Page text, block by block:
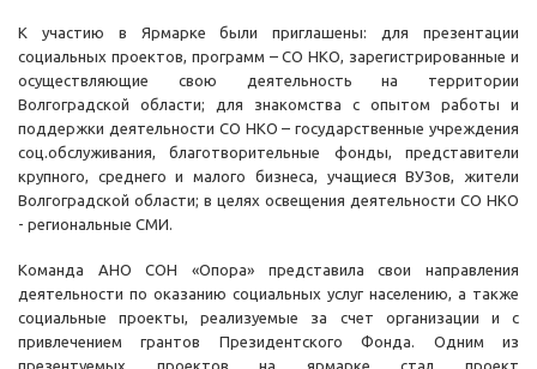
К участию в Ярмарке были приглашены: для презентации
социальных проектов, программ – СО НКО, зарегистрированные и
осуществляющие свою деятельность на территории
Волгоградской области; для знакомства с опытом работы и
поддержки деятельности СО НКО – государственные учреждения
соц.обслуживания, благотворительные фонды, представители
крупного, среднего и малого бизнеса, учащиеся ВУЗов, жители
Волгоградской области; в целях освещения деятельности СО НКО
- региональные СМИ.
Команда АНО СОН «Опора» представила свои направления
деятельности по оказанию социальных услуг населению, а также
социальные проекты, реализуемые за счет организации и с
привлечением грантов Президентского Фонда. Одним из